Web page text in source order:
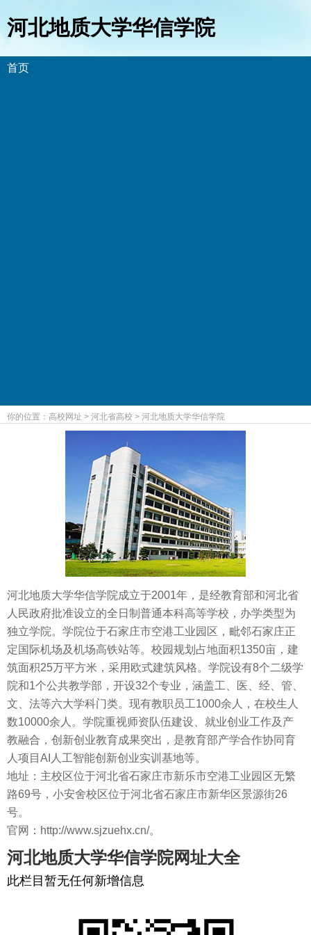
河北地质大学华信学院
首页
你的位置： 高校网址 > 河北省高校 > 河北地质大学华信学院
河北地质大学华信学院成立于2001年，是经教育部和河北省
人民政府批准设立的全日制普通本科高等学校，办学类型为
独立学院。学院位于石家庄市空港工业园区，毗邻石家庄正
定国际机场及机场高铁站等。校园规划占地面积1350亩，建
筑面积25万平方米，采用欧式建筑风格。学院设有8个二级学
院和1个公共教学部，开设32个专业，涵盖工、医、经、管、
文、法等六大学科门类。现有教职员工1000余人，在校生人
数10000余人。学院重视师资队伍建设、就业创业工作及产
教融合，创新创业教育成果突出，是教育部产学合作协同育
人项目AI人工智能创新创业实训基地等。
地址：主校区位于河北省石家庄市新乐市空港工业园区无繁
路69号，小安舍校区位于河北省石家庄市新华区景源街26
号。
官网：http://www.sjzuehx.cn/。
河北地质大学华信学院网址大全
此栏目暂无任何新增信息